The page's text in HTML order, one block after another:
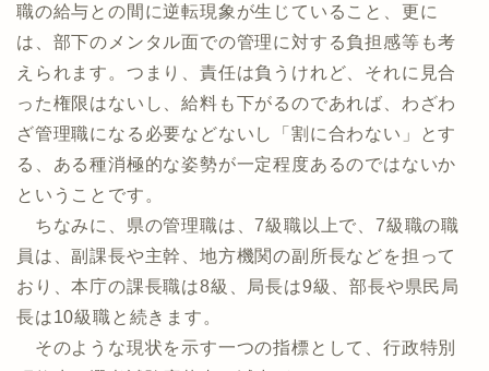
職の給与との間に逆転現象が生じていること、更に
は、部下のメンタル面での管理に対する負担感等も考
えられます。つまり、責任は負うけれど、それに見合
った権限はないし、給料も下がるのであれば、わざわ
ざ管理職になる必要などないし「割に合わない」とす
る、ある種消極的な姿勢が一定程度あるのではないか
ということです。
ちなみに、県の管理職は、7級職以上で、7級職の職
員は、副課長や主幹、地方機関の副所長などを担って
おり、本庁の課長職は8級、局長は9級、部長や県民局
長は10級職と続きます。
そのような現状を示す一つの指標として、行政特別